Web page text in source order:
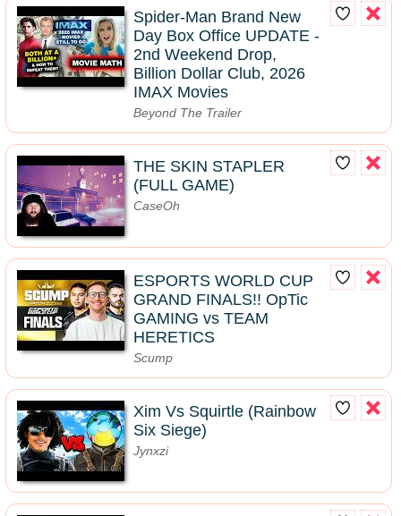
Spider-Man Brand New
Day Box Office UPDATE -
2nd Weekend Drop,
Billion Dollar Club, 2026
IMAX Movies
Beyond The Trailer
THE SKIN STAPLER
(FULL GAME)
CaseOh
ESPORTS WORLD CUP
GRAND FINALS!! OpTic
GAMING vs TEAM
HERETICS
Scump
Xim Vs Squirtle (Rainbow
Six Siege)
Jynxzi